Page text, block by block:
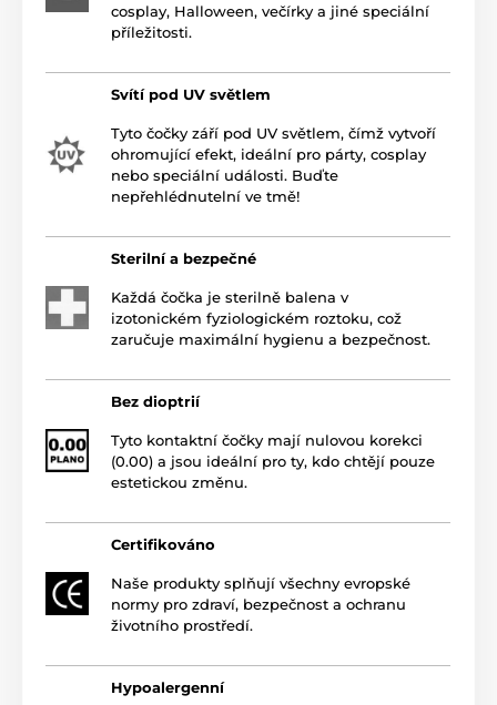
cosplay, Halloween, večírky a jiné speciální
příležitosti.
Svítí pod UV světlem
Tyto čočky září pod UV světlem, čímž vytvoří
ohromující efekt, ideální pro párty, cosplay
nebo speciální události. Buďte
nepřehlédnutelní ve tmě!
Sterilní a bezpečné
Každá čočka je sterilně balena v
izotonickém fyziologickém roztoku, což
zaručuje maximální hygienu a bezpečnost.
Bez dioptrií
Tyto kontaktní čočky mají nulovou korekci
(0.00) a jsou ideální pro ty, kdo chtějí pouze
estetickou změnu.
Certifikováno
Naše produkty splňují všechny evropské
normy pro zdraví, bezpečnost a ochranu
životního prostředí.
Hypoalergenní